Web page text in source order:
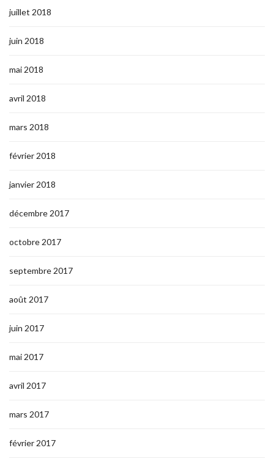
juillet 2018
juin 2018
mai 2018
avril 2018
mars 2018
février 2018
janvier 2018
décembre 2017
octobre 2017
septembre 2017
août 2017
juin 2017
mai 2017
avril 2017
mars 2017
février 2017